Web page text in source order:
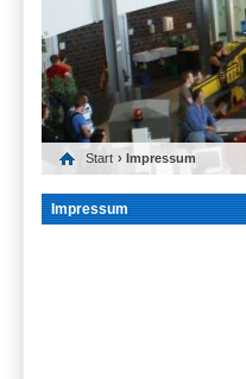
Start › Impressum
Impressum